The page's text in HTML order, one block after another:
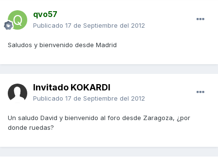
qvo57
Publicado 17 de Septiembre del 2012
Saludos y bienvenido desde Madrid
Invitado KOKARDI
Publicado 17 de Septiembre del 2012
Un saludo David y bienvenido al foro desde Zaragoza, ¿por
donde ruedas?